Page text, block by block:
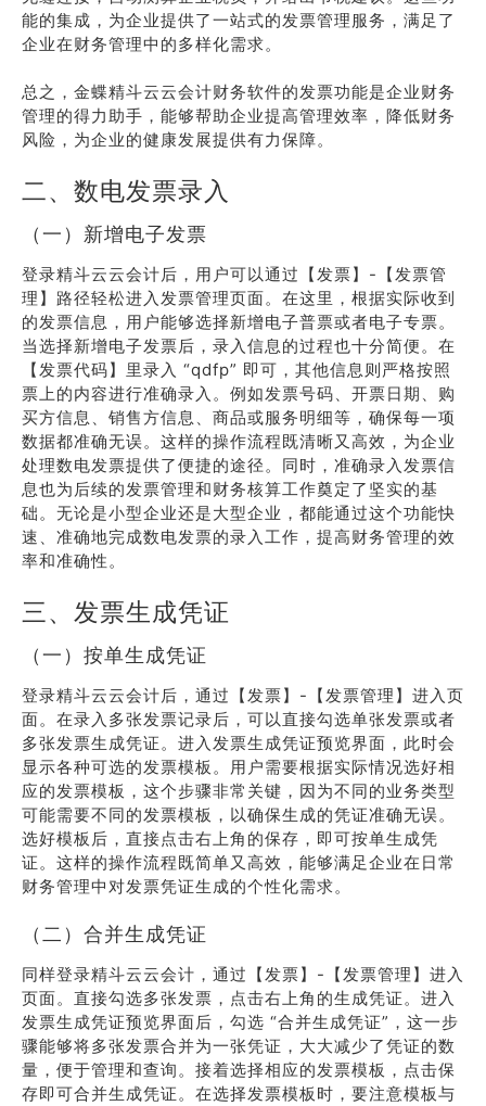
能的集成，为企业提供了一站式的发票管理服务，满足了
企业在财务管理中的多样化需求。
总之，金蝶精斗云云会计财务软件的发票功能是企业财务
管理的得力助手，能够帮助企业提高管理效率，降低财务
风险，为企业的健康发展提供有力保障。
二、数电发票录入
（一）新增电子发票
登录精斗云云会计后，用户可以通过【发票】-【发票管
理】路径轻松进入发票管理页面。在这里，根据实际收到
的发票信息，用户能够选择新增电子普票或者电子专票。
当选择新增电子发票后，录入信息的过程也十分简便。在
【发票代码】里录入 “qdfp” 即可，其他信息则严格按照
票上的内容进行准确录入。例如发票号码、开票日期、购
买方信息、销售方信息、商品或服务明细等，确保每一项
数据都准确无误。这样的操作流程既清晰又高效，为企业
处理数电发票提供了便捷的途径。同时，准确录入发票信
息也为后续的发票管理和财务核算工作奠定了坚实的基
础。无论是小型企业还是大型企业，都能通过这个功能快
速、准确地完成数电发票的录入工作，提高财务管理的效
率和准确性。
三、发票生成凭证
（一）按单生成凭证
登录精斗云云会计后，通过【发票】-【发票管理】进入页
面。在录入多张发票记录后，可以直接勾选单张发票或者
多张发票生成凭证。进入发票生成凭证预览界面，此时会
显示各种可选的发票模板。用户需要根据实际情况选好相
应的发票模板，这个步骤非常关键，因为不同的业务类型
可能需要不同的发票模板，以确保生成的凭证准确无误。
选好模板后，直接点击右上角的保存，即可按单生成凭
证。这样的操作流程既简单又高效，能够满足企业在日常
财务管理中对发票凭证生成的个性化需求。
（二）合并生成凭证
同样登录精斗云云会计，通过【发票】-【发票管理】进入
页面。直接勾选多张发票，点击右上角的生成凭证。进入
发票生成凭证预览界面后，勾选 “合并生成凭证”，这一步
骤能够将多张发票合并为一张凭证，大大减少了凭证的数
量，便于管理和查询。接着选择相应的发票模板，点击保
存即可合并生成凭证。在选择发票模板时，要注意模板与